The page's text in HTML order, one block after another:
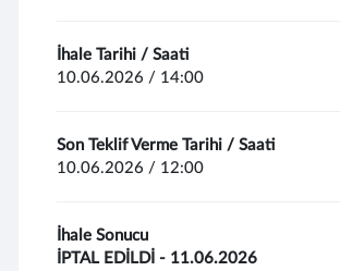
İhale Tarihi / Saati
10.06.2026 / 14:00
Son Teklif Verme Tarihi / Saati
10.06.2026 / 12:00
İhale Sonucu
İPTAL EDİLDİ - 11.06.2026